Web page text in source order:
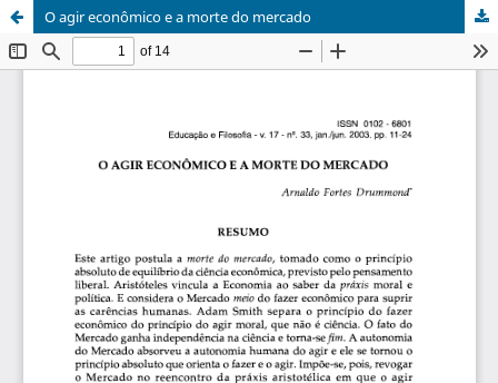
O agir econômico e a morte do mercado